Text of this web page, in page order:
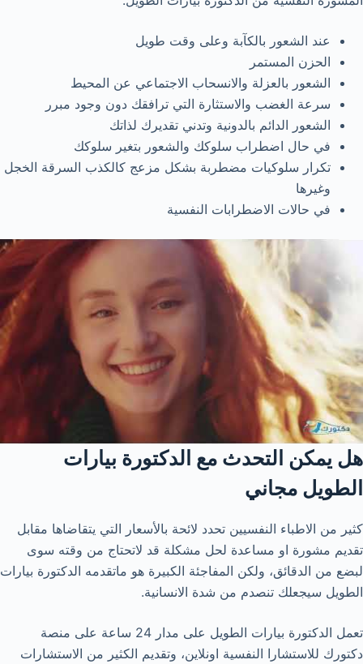
عند الشعور بالكآبة وعلى وقت طويل
الحزن المستمر
الشعور بالعزلة والانسحاب الاجتماعي عن المحيط
سرعة الغضب والاستثارة التي ترافقك دون وجود مبرر
الشعور الدائم بالدونية وتدني تقديرك لذاتك
في حال اضطراب سلوكك والشعور بتغير سلوكك
تكرار سلوكيات مضطربة بشكل مزعج كالكذب السرقة الخجل
وغيرها
في حالات الاضطرابات النفسية
هل يمكن التحدث مع الدكتورة بيارات
الطويل مجاني
كثير من الاطباء النفسيين تحدد لائحة بالأسعار التي يتقاضاها مقابل
تقديم مشورة او مساعدة لحل مشكلة قد لاتحتاج من وقته سوى
لبضع من الدقائق، ولكن المفاجئة الكبيرة هو ماتقدمه الدكتورة بيارات
الطويل سيجعلك تنصدم من شدة الانسانية.
تعمل الدكتورة بيارات الطويل على مدار 24 ساعة على منصة
دكتورك للاستشارا النفسية اونلاين، وتقديم الكثير من الاستشارات